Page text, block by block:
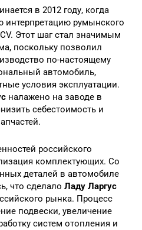
в 2012 году, когда
интерпретацию румынского
Этот шаг стал значимым
поскольку позволил
по-настоящему
автомобиль,
условия эксплуатации.
налажено на заводе в
себестоимость и
российского
комплектующих. Со
деталей в автомобиле
что сделало Ладу Ларгус
рынка. Процесс
подвески, увеличение
систем отопления и